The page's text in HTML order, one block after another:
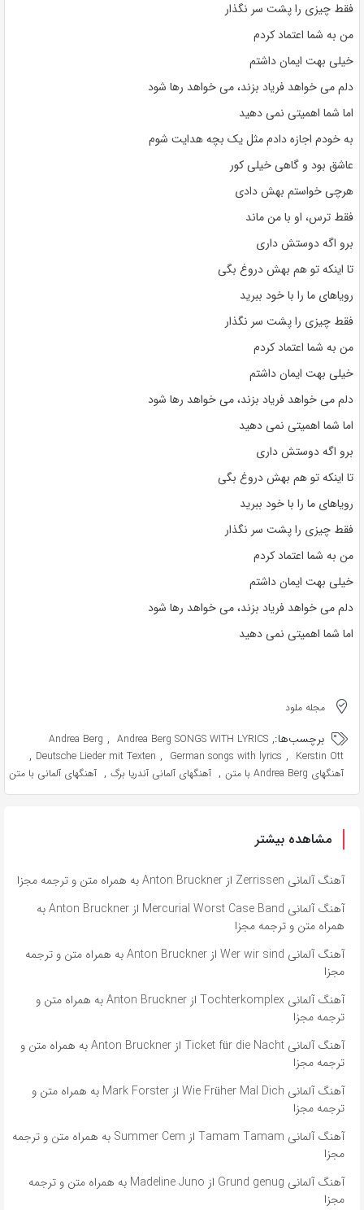
فقط چیزی را پشت سر نگذار
من به شما اعتماد کردم
خیلی بهت ایمان داشتم
دلم می خواهد فریاد بزند، می خواهد رها شود
اما شما اهمیتی نمی دهید
به خودم اجازه دادم مثل یک بچه هدایت شوم
عاشق بود و گاهی خیلی کور
هرچی خواستم بهش دادی
فقط ترس، او با من ماند
برو اگه دوستش داری
تا اینکه تو هم بهش دروغ بگی
رویاهای ما را با خود ببرید
فقط چیزی را پشت سر نگذار
من به شما اعتماد کردم
خیلی بهت ایمان داشتم
دلم می خواهد فریاد بزند، می خواهد رها شود
اما شما اهمیتی نمی دهید
برو اگه دوستش داری
تا اینکه تو هم بهش دروغ بگی
رویاهای ما را با خود ببرید
فقط چیزی را پشت سر نگذار
من به شما اعتماد کردم
خیلی بهت ایمان داشتم
دلم می خواهد فریاد بزند، می خواهد رها شود
اما شما اهمیتی نمی دهید
مجله ملود
برچسب‌ها: Andrea Berg , Andrea Berg SONGS WITH LYRICS ,
Deutsche Lieder mit Texten , German songs with lyrics , Kerstin Ott
,
آهنگهای Andrea Berg با متن , آهنگهای آلمانی آندریا برگ , آهنگهای آلمانی با متن
مشاهده بیشتر
آهنگ آلمانی Zerrissen از Anton Bruckner به همراه متن و ترجمه مجزا
آهنگ آلمانی Mercurial Worst Case Band از Anton Bruckner به
همراه متن و ترجمه مجزا
آهنگ آلمانی Wer wir sind از Anton Bruckner به همراه متن و ترجمه
مجزا
آهنگ آلمانی Tochterkomplex از Anton Bruckner به همراه متن و
ترجمه مجزا
آهنگ آلمانی Ticket für die Nacht از Anton Bruckner به همراه متن و
ترجمه مجزا
آهنگ آلمانی Wie Früher Mal Dich از Mark Forster به همراه متن و
ترجمه مجزا
آهنگ آلمانی ​​Tamam Tamam از Summer Cem به همراه متن و ترجمه
مجزا
آهنگ آلمانی ​​Grund genug از Madeline Juno به همراه متن و ترجمه
مجزا